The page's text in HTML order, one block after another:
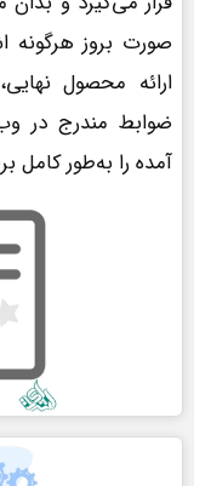
صورت بروز
ارائه محصول
ضوابط مندرج در
آمده را به‌طور کامل